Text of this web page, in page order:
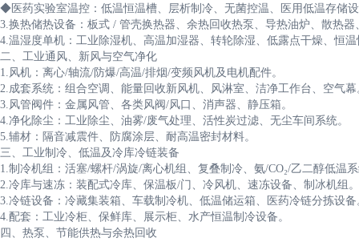
◆医药实验室温控：低温恒温槽、层析制冷、无菌控温、医用低温存储
3.换热储热设备：板式 / 管壳换热器、余热回收热泵、导热油炉、散热器
4.温湿度单机：工业除湿机、高温加湿器、转轮除湿、低露点干燥、恒
二、工业通风、新风与空气净化
1.风机：离心/轴流/防爆/高温/排烟/变频风机及电机配件。
2.成套系统：组合空调、能量回收新风机、风淋室、洁净工作台、空气幕
3.风管阀件：金属风管、各类风阀/风口、消声器、静压箱。
4.净化除尘：工业除尘、油雾/废气处理、活性炭过滤、无尘车间系统。
5.辅材：隔音减震件、防腐涂层、耐高温密封材料。
三、工业制冷、低温及冷库冷链装备
1.制冷机组：活塞/螺杆/涡旋/离心机组、复叠制冷、氨/CO₂/乙二醇低温
2.冷库与速冻：装配式冷库、保温板/门、冷风机、速冻设备、制冰机组。
3.冷链设备：冷藏集装箱、车载制冷机、低温储运箱、医药冷链分拣设备
4.配套：工业冷柜、保鲜库、展示柜、水产恒温制冷设备。
四、热泵、节能供热与余热回收